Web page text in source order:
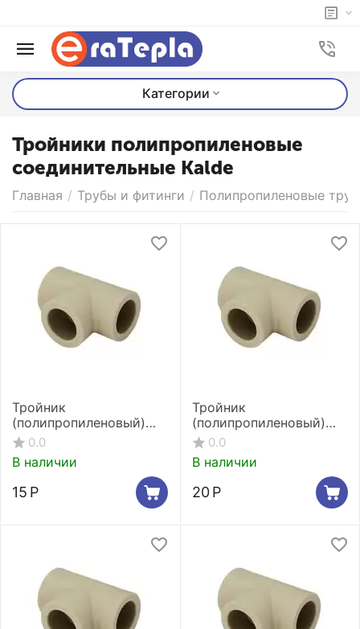
Категории
Тройники полипропиленовые
соединительные Kalde
Главная / Трубы и фитинги / Полипропиленовые
Тройник
(полипропиленовый)
Kalde 20 мм
0.0
В наличии
15 Р
Тройник
(полипропиленовый)
Kalde 25 мм
0.0
В наличии
20 Р